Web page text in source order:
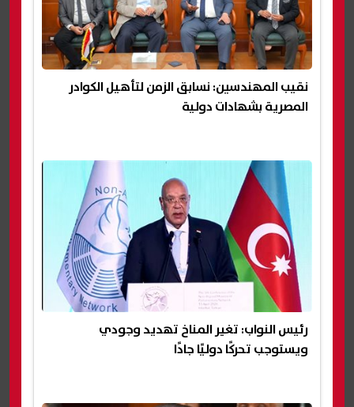
نقيب المهندسين: نسابق الزمن لتأهيل الكوادر
المصرية بشهادات دولية
رئيس النواب: تغير المناخ تهديد وجودي
ويستوجب تحركًا دوليًا جادًا